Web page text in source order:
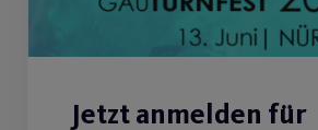
Jetzt anmelden für